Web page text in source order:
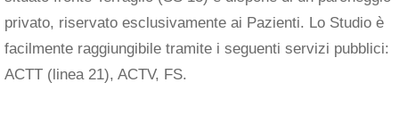
privato, riservato esclusivamente ai Pazienti. Lo Studio è
facilmente raggiungibile tramite i seguenti servizi pubblici:
ACTT (linea 21), ACTV, FS.